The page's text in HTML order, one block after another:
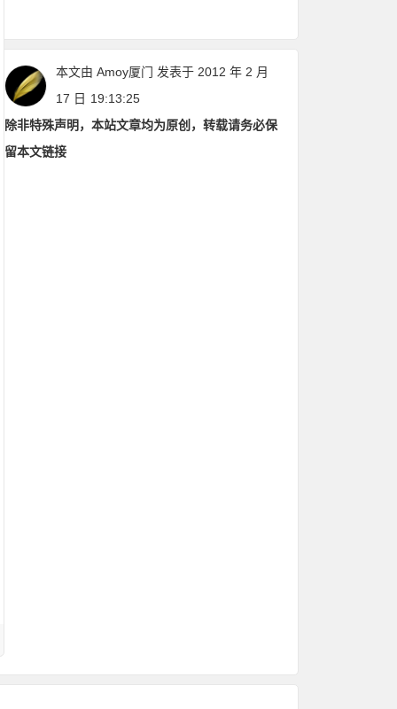
本文由 Amoy厦门 发表于 2012 年 2 月
17 日 19:13:25
除非特殊声明，本站文章均为原创，转载请务必保
留本文链接